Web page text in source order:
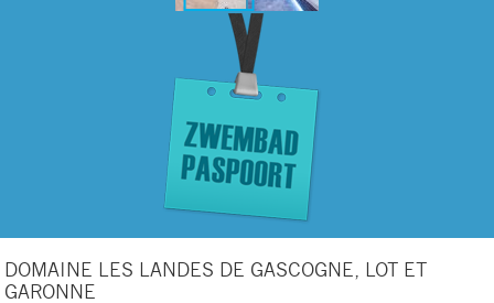
DOMAINE LES LANDES DE GASCOGNE, LOT ET
GARONNE